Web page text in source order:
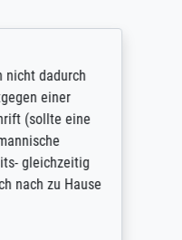
nicht dadurch
einer
(sollte eine
gleichzeitig
nach zu Hause